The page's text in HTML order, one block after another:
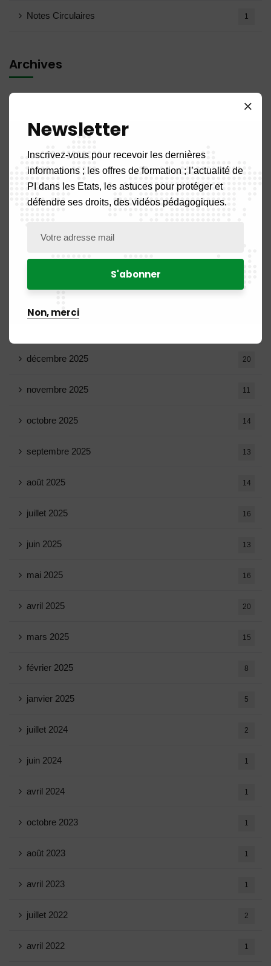
Notes Circulaires 1
Archives
1
juin 2026 10
mai 2026
avril 2026
février 2026
décembre 2025 20
novembre 2025 11
octobre 2025 14
septembre 2025 13
août 2025 14
juillet 2025 16
juin 2025 13
mai 2025 16
avril 2025 20
mars 2025 15
février 2025 8
janvier 2025 5
juillet 2024 2
juin 2024 1
avril 2024 1
octobre 2023 1
août 2023 1
avril 2023 1
juillet 2022 2
avril 2022 1
Newsletter
Inscrivez-vous pour recevoir les dernières
informations ; les offres de formation ; l’actualité de
PI dans les Etats, les astuces pour protéger et
défendre ses droits, des vidéos pédagogiques.
Non, merci